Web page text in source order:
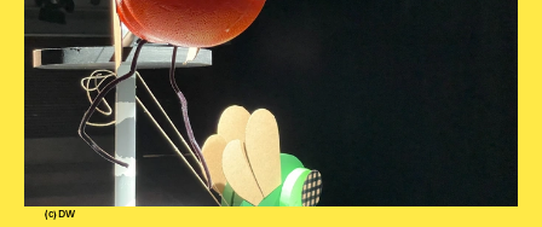
(c) DW